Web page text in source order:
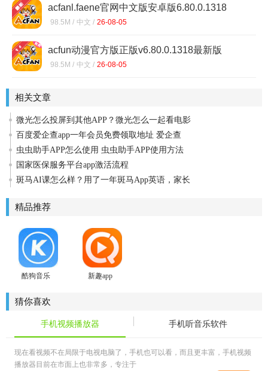
acfanl.faene官网中文版安卓版6.80.0.1318
98.5M / 中文 / 26-08-05
acfun动漫官方版正版v6.80.0.1318最新版
98.5M / 中文 / 26-08-05
相关文章
微光怎么投屏到其他APP？微光怎么一起看电影
百度爱企查app一年会员免费领取地址 爱企查
虫虫助手APP怎么使用 虫虫助手APP使用方法
国家医保服务平台app激活流程
斑马AI课怎么样？用了一年斑马App英语，家长
精品推荐
酷狗音乐 新趣app
猜你喜欢
手机视频播放器 手机听音乐软件
现在看视频不在局限于电视电脑了，手机也可以看，而且更丰富，手机视频
播放器目前在市面上也非常多，专注于